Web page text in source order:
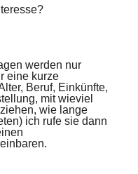
werden nur
eine kurze
Beruf, Einkünfte,
mit wieviel
wie lange
ich rufe sie dann